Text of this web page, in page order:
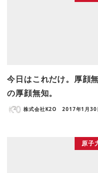
今日はこれだけ。厚顔
の厚顔無知。
株式会社K2O 2017年1月30
原子